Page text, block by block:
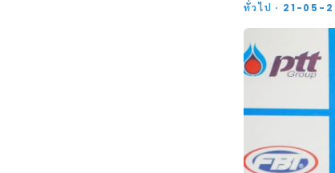
ทั่วไป · 21-05-